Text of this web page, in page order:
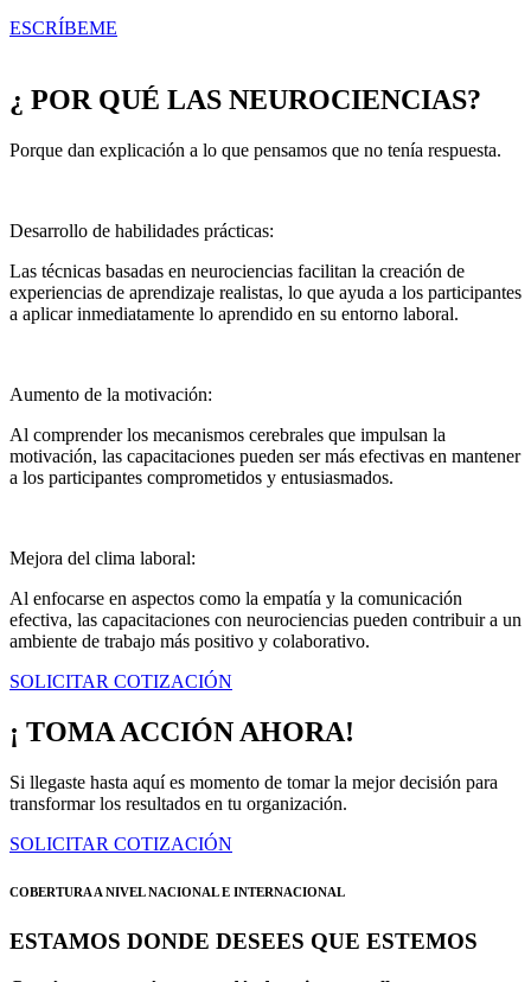
ESCRÍBEME
¿ POR QUÉ LAS NEUROCIENCIAS?
Porque dan explicación a lo que pensamos que no tenía respuesta.
Desarrollo de habilidades prácticas:
Las técnicas basadas en neurociencias facilitan la creación de
experiencias de aprendizaje realistas, lo que ayuda a los participantes
a aplicar inmediatamente lo aprendido en su entorno laboral.
Aumento de la motivación:
Al comprender los mecanismos cerebrales que impulsan la
motivación, las capacitaciones pueden ser más efectivas en mantener
a los participantes comprometidos y entusiasmados.
Mejora del clima laboral:
Al enfocarse en aspectos como la empatía y la comunicación
efectiva, las capacitaciones con neurociencias pueden contribuir a un
ambiente de trabajo más positivo y colaborativo.
SOLICITAR COTIZACIÓN
¡ TOMA ACCIÓN AHORA!
Si llegaste hasta aquí es momento de tomar la mejor decisión para
transformar los resultados en tu organización.
SOLICITAR COTIZACIÓN
COBERTURA A NIVEL NACIONAL E INTERNACIONAL
ESTAMOS DONDE DESEES QUE ESTEMOS